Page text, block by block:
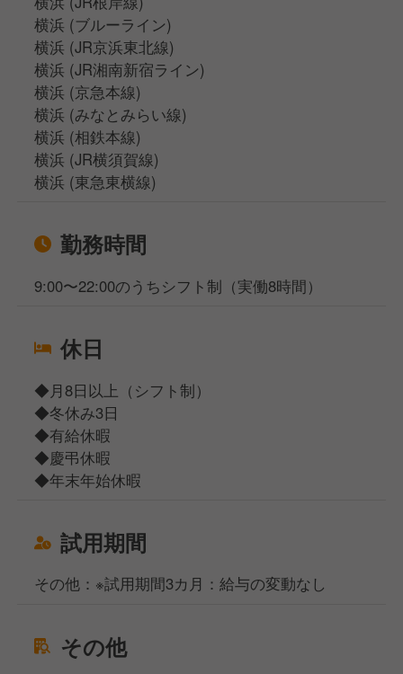
横浜 (ブルーライン)
横浜 (JR京浜東北線)
横浜 (JR湘南新宿ライン)
横浜 (京急本線)
横浜 (みなとみらい線)
横浜 (相鉄本線)
横浜 (JR横須賀線)
横浜 (東急東横線)
勤務時間
9:00〜22:00のうちシフト制（実働8時間）
休日
◆月8日以上（シフト制）
◆冬休み3日
◆有給休暇
◆慶弔休暇
◆年末年始休暇
試用期間
その他：※試用期間3カ月：給与の変動なし
その他